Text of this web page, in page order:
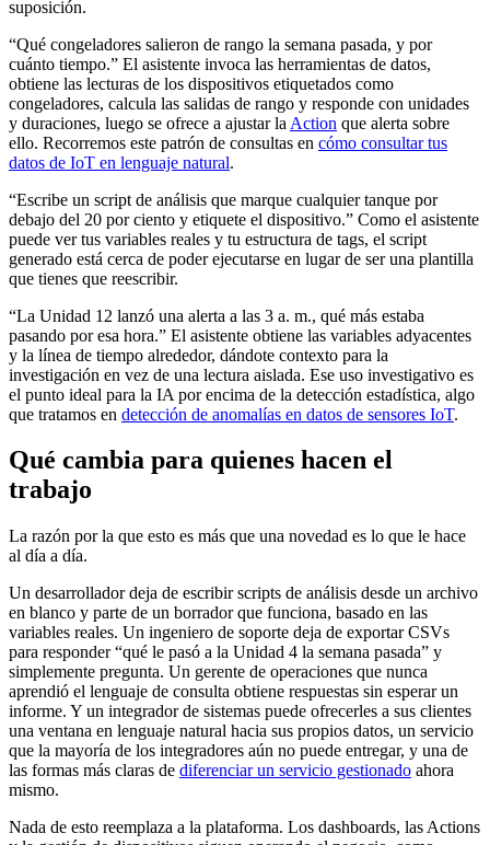
suposición.
“Qué congeladores salieron de rango la semana pasada, y por
cuánto tiempo.” El asistente invoca las herramientas de datos,
obtiene las lecturas de los dispositivos etiquetados como
congeladores, calcula las salidas de rango y responde con unidades
y duraciones, luego se ofrece a ajustar la Action que alerta sobre
ello. Recorremos este patrón de consultas en cómo consultar tus
datos de IoT en lenguaje natural.
“Escribe un script de análisis que marque cualquier tanque por
debajo del 20 por ciento y etiquete el dispositivo.” Como el asistente
puede ver tus variables reales y tu estructura de tags, el script
generado está cerca de poder ejecutarse en lugar de ser una plantilla
que tienes que reescribir.
“La Unidad 12 lanzó una alerta a las 3 a. m., qué más estaba
pasando por esa hora.” El asistente obtiene las variables adyacentes
y la línea de tiempo alrededor, dándote contexto para la
investigación en vez de una lectura aislada. Ese uso investigativo es
el punto ideal para la IA por encima de la detección estadística, algo
que tratamos en detección de anomalías en datos de sensores IoT.
Qué cambia para quienes hacen el
trabajo
La razón por la que esto es más que una novedad es lo que le hace
al día a día.
Un desarrollador deja de escribir scripts de análisis desde un archivo
en blanco y parte de un borrador que funciona, basado en las
variables reales. Un ingeniero de soporte deja de exportar CSVs
para responder “qué le pasó a la Unidad 4 la semana pasada” y
simplemente pregunta. Un gerente de operaciones que nunca
aprendió el lenguaje de consulta obtiene respuestas sin esperar un
informe. Y un integrador de sistemas puede ofrecerles a sus clientes
una ventana en lenguaje natural hacia sus propios datos, un servicio
que la mayoría de los integradores aún no puede entregar, y una de
las formas más claras de diferenciar un servicio gestionado ahora
mismo.
Nada de esto reemplaza a la plataforma. Los dashboards, las Actions